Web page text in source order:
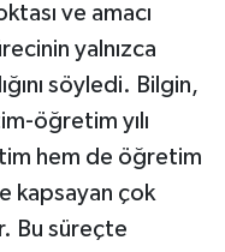
ve amacı
yalnızca
söyledi. Bilgin,
öğretim yılı
hem de öğretim
kapsayan çok
Bu süreçte